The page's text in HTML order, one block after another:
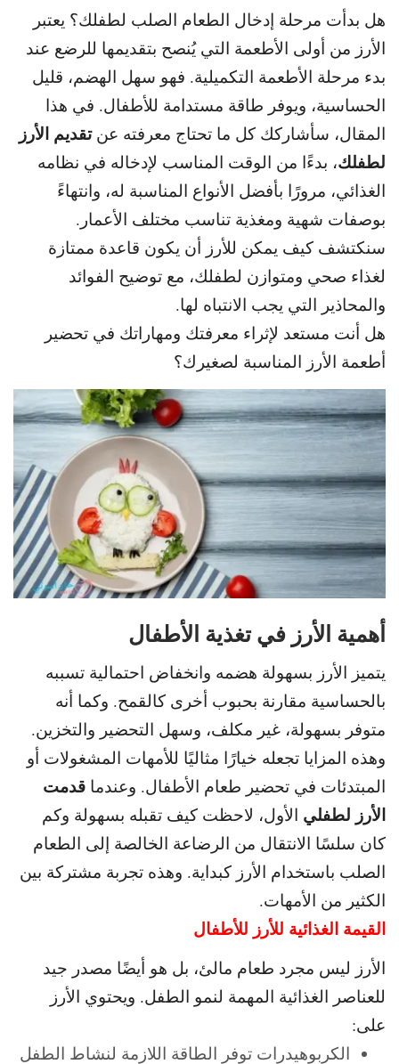
هل بدأت مرحلة إدخال الطعام الصلب لطفلك؟ يعتبر
الأرز من أولى الأطعمة التي يُنصح بتقديمها للرضع عند
بدء مرحلة الأطعمة التكميلية. فهو سهل الهضم، قليل
الحساسية، ويوفر طاقة مستدامة للأطفال. في هذا
المقال، سأشاركك كل ما تحتاج معرفته عنتقديم الأرز
لطفلك، بدءًا من الوقت المناسب لإدخاله في نظامه
الغذائي، مرورًا بأفضل الأنواع المناسبة له، وانتهاءً
بوصفات شهية ومغذية تناسب مختلف الأعمار.
سنكتشف كيف يمكن للأرز أن يكون قاعدة ممتازة
لغذاء صحي ومتوازن لطفلك، مع توضيح الفوائد
والمحاذير التي يجب الانتباه لها.
هل أنت مستعد لإثراء معرفتك ومهاراتك في تحضير
أطعمة الأرز المناسبة لصغيرك؟
أهمية الأرز في تغذية الأطفال
يتميز الأرز بسهولة هضمه وانخفاض احتمالية تسببه
بالحساسية مقارنة بحبوب أخرى كالقمح. وكما أنه
متوفر بسهولة، غير مكلف، وسهل التحضير والتخزين.
وهذه المزايا تجعله خيارًا مثاليًا للأمهات المشغولات أو
المبتدئات في تحضير طعام الأطفال. وعندما قدمت
الأرز لطفلي الأول، لاحظت كيف تقبله بسهولة وكم
كان سلسًا الانتقال من الرضاعة الخالصة إلى الطعام
الصلب باستخدام الأرز كبداية. وهذه تجربة مشتركة بين
الكثير من الأمهات.
القيمة الغذائية للأرز للأطفال
الأرز ليس مجرد طعام مالئ، بل هو أيضًا مصدر جيد
للعناصر الغذائية المهمة لنمو الطفل. ويحتوي الأرز
على:
الكربوهيدرات توفر الطاقة اللازمة لنشاط الطفل